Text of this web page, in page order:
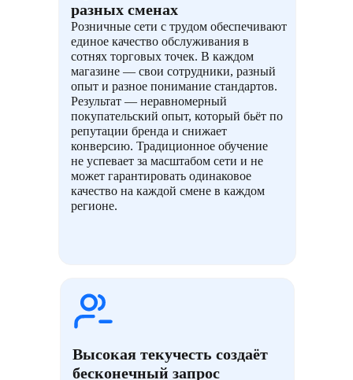
Высокая текучесть создаёт
бесконечный запрос
разных сменах
Розничные сети с трудом обеспечивают
единое качество обслуживания в
сотнях торговых точек. В каждом
магазине — свои сотрудники, разный
опыт и разное понимание стандартов.
Результат — неравномерный
покупательский опыт, который бьёт по
репутации бренда и снижает
конверсию. Традиционное обучение
не успевает за масштабом сети и не
может гарантировать одинаковое
качество на каждой смене в каждом
регионе.